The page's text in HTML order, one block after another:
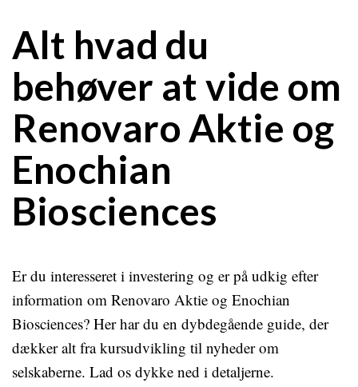
Alt hvad du
behøver at vide om
Renovaro Aktie og
Enochian
Biosciences
Er du interesseret i investering og er på udkig efter
information om Renovaro Aktie og Enochian
Biosciences? Her har du en dybdegående guide, der
dækker alt fra kursudvikling til nyheder om
selskaberne. Lad os dykke ned i detaljerne.